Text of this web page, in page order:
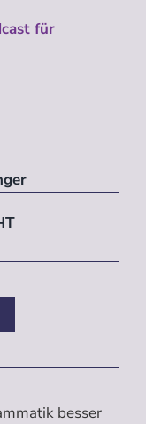
für
besser